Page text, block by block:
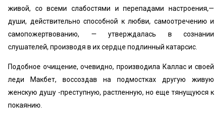
живой, со всеми слабостями и перепадами настроения,—
души, действительно способной к любви, самоотречению и
самопожертвованию, — утверждалась в сознании
слушателей, производя в их сердце подлинный катарсис.
Подобное очищение, очевидно, производила Каллас и своей
леди Макбет, воссоздав на подмостках другую живую
женскую душу -преступную, растленную, но еще тянущуюся к
покаянию.